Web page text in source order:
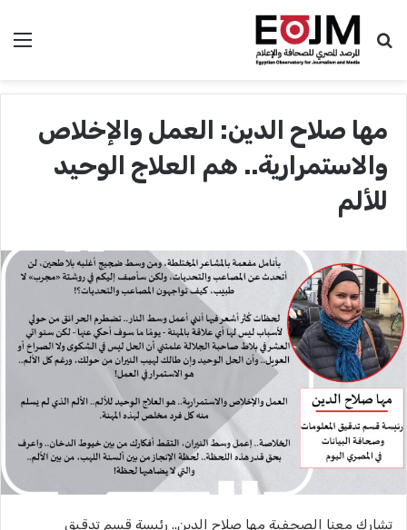
بحث عن
مها صلاح الدين: العمل والإخلاص
والاستمرارية.. هم العلاج الوحيد
للألم
تشارك معنا الصحفية مها صلاح الدين.. رئيسة قسم تدقيق